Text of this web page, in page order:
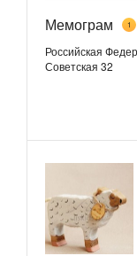
Мемограм 1
Российская
Советская 32